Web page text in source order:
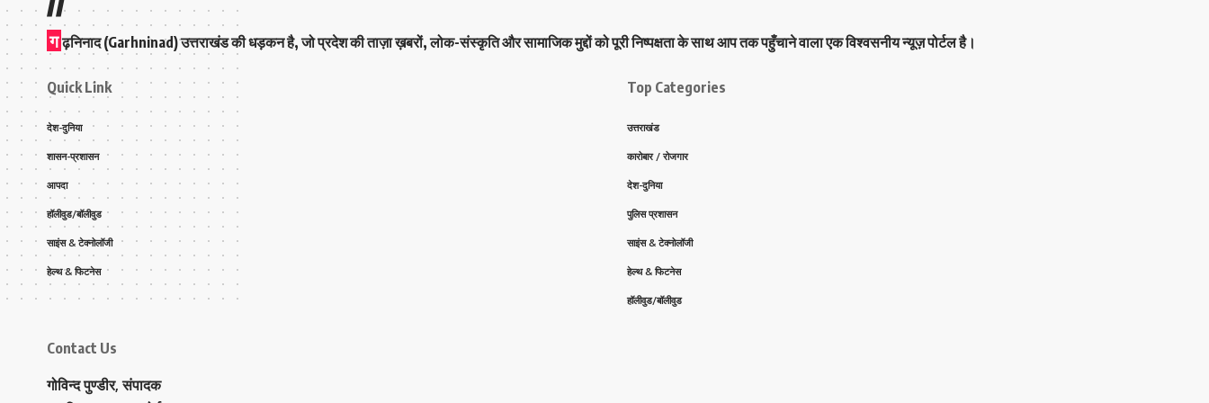
ग ढ़निनाद (Garhninad) उत्तराखंड की धड़कन है, जो प्रदेश की ताज़ा ख़बरों, लोक-संस्कृति और सामाजिक मुद्दों को पूरी निष्पक्षता के साथ आप तक पहुँचाने वाला एक विश्वसनीय न्यूज़ पोर्टल है।
Quick Link
देश-दुनिया
शासन-प्रशासन
आपदा
हॉलीवुड/बॉलीवुड
साइंस & टेक्नोलॉजी
हेल्थ & फिटनेस
Top Categories
उत्तराखंड
कारोबार / रोजगार
देश-दुनिया
पुलिस प्रशासन
साइंस & टेक्नोलॉजी
हेल्थ & फिटनेस
हॉलीवुड/बॉलीवुड
Contact Us
गोविन्द पुण्डीर, संपादक